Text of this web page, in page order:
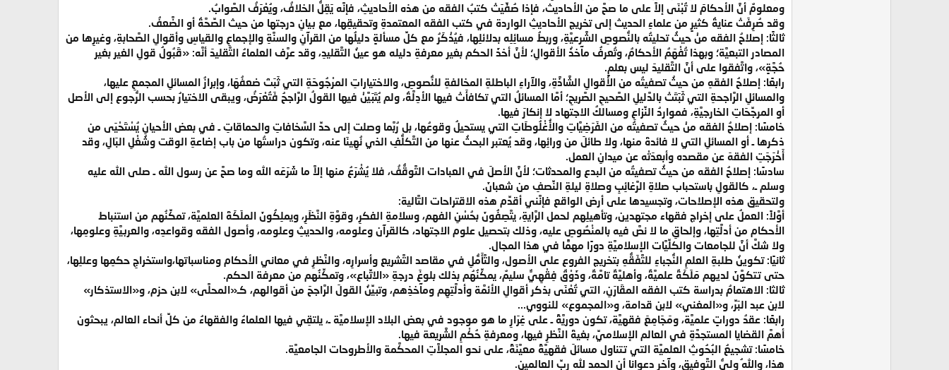
ومعلومٌ أنَّ الأحكامَ لا تُبْنَى إلاَّ على ما صحَّ من الأحاديث، فإذا صُفِّيَتْ كتبُ الفقه من هذه الأحاديثِ، فإنَّه يَقِلُّ الخلافُ، ويُعْرَفُ الصَّوابُ.
وقد صُرِفَتْ عنايةُ كثيرٍ من علماءِ الحديث إلى تخريج الأحاديثِ الواردة في كتب الفقه المعتمدةِ وتحقيقِها، مع بيانِ درجتها من حيث الصِّحَّةُ أو الضَّعفُ.
ثالثًا: إصلاحُ الفقه منْ حيثُ تحليتُه بالنُّصوصِ الشَّرعيَّةِ، وربطُ مسائِلِه بدلائلِها، فيُذْكَرُ مع كلِّ مسألةٍ دليلُها من القرآنِ والسنَّةِ والإجماعِ والقياسِ وأقوالِ الصَّحابةِ، وغيرِها من
المصادر التبعيَّة؛ وبهذا تُفْهَمُ الأحكامُ، وتُعرفُ مآخذُ الأقوالِ؛ لأنَّ أخذَ الحكم بغير معرفةِ دليله هو عينُ التَّقليدِ، وقد عرَّف العلماءُ التَّقليدَ أنَّه: «قَبُولُ قولِ الغير بغير
حُجَّةٍ»، واتَّفقوا على أنَّ التَّقليدَ ليس بعلمٍ.
رابعًا: إصلاحُ الفقهِ من حيثُ تصفيتُه من الأقوالِ الشَّاذَّةِ، والآراءِ الباطلةِ المخالفةِ للنُّصوصِ، والاختياراتِ المرْجُوحَةِ التي ثَبَتَ ضعفُهَا، وإبرازُ المسائلِ المجمعِ عليها،
والمسائلِ الرَّاجحةِ التي ثَبَتَتْ بالدَّليلِ الصَّحيحِ الصَّريحِ؛ أمَّا المسائلُ التي تكافأَتْ فيها الأدِلَّةُ، ولم يُتَبَيَّنْ فيها القولُ الرَّاجحُ فَتُعْرَضُ، ويبقى الاختيارُ بحسب الرُّجوع إلى الأصل
أو المرجِّحَاتِ الخارجيَّةِ، فمواردُ النِّزاعِ ومسالكُ الاجتهاد لا إنكارَ فيها.
خامسًا: إصلاحُ الفقه منْ حيثُ تصفيتُه من الفَرَضِيَّاتِ والأُغْلُوطَاتِ التي يستحيلُ وقوعُها، بل رُبَّما وصلت إلى حدِّ السَّخافاتِ والحماقاتِ ـ في بعض الأحيانِ يُسْتَحْيَى من
ذكرها ـ أو المسائلِ التي لا فائدةَ منها، ولا طائلَ من ورائِها، وقد يُعتبر البحثُ عنها من التَّكلُّفِ الذي نُهِينَا عنه، وتكون دراستُها من باب إضاعةِ الوقت وشُغْلِ البَالِ، وقد
أَخْرَجَتِ الفقهَ عن مقصده وأبعدَتْه عن ميدانِ العمل.
سادسًا: إصلاحُ الفقه من حيثُ تصفيتُه من البدع والمحدثات؛ لأنَّ الأصلَ في العبادات التَّوقُّفُ، فلا يُشْرَعُ منها إلاَّ ما شَرَعَه الله وما صحَّ عن رسول الله ـ صلى الله عليه
وسلم ـ، كالقولِ باستحباب صلاةِ الرَّغائِبِ وصلاةِ ليلةِ النِّصفِ من شعبانَ.
ولتحقيق هذه الإصلاحات، وتجسيدها على أرض الواقع فإنَّني أقدِّم هذه الاقتراحات التَّالية:
أوَّلاً: العملُ على إخراج فقهاء مجتهدين، وتأهيلِهم لحمل الرَّايةِ، يتَّصِفُونَ بحُسْنِ الفهم، وسلامةِ الفكرِ، وقوَّةِ النَّظَرِ، ويملِكُونَ الملَكَةَ العلميَّة، تمكِّنُهم من استنباط
الأحكام من أدلَّتِها، وإلحاقِ ما لا نصَّ فيه بالمنْصُوصِ عليه، وذلك بتحصيل علوم الاجتهاد، كالقرآن وعلومه، والحديثِ وعلومه، وأصول الفقه وقواعدِه، والعربيَّةِ وعلومِها،
ولا شكَّ أنَّ للجامعات والكلِّيَّات الإسلاميَّةِ دورًا مهمًّا في هذا المجال.
ثانيًا: تكوينُ طلبةِ العلمِ النُّجباءِ للتَّفَقُّهِ بتخريج الفروع على الأصول، والتَّأَمُّلِ في مقاصد التَّشريع وأسرارِه، والنَّظرِ في معاني الأحكام ومناسباتها،واستخراجِ حكمِها وعللِها،
حتى تتكوَّنَ لديهم مَلَكَةٌ علميَّةٌ، وأهليَّةٌ تامَّةٌ، وذَوْقٌ فِقْهِيٌّ سليمٌ، يمكِّنُهُم بذلك بلوغَ درجةِ «الاتِّباع»، وتمكِّنُهم من معرفة الحكم.
ثالثا: الاهتمامُ بدراسة كتب الفقه المقَارَنِ، التي تُعْنَى بذكر أقوالِ الأئمَّة وأدلَّتِهِم ومآخذِهم، وتبيِّنُ القولَ الرَّاجحَ من أقوالهم، كـ«المحلَّى» لابن حزم، و«الاستذكار»
لابن عبد البَرِّ، و«المغني» لابن قدامة، و«المجموع» للنووي...
رابعًا: عقدُ دوراتٍ علميَّة، ومَجَامِعَ فقهيَّة، تكون دوريَّةً ـ على غِرَارِ ما هو موجود في بعض البلاد الإسلاميَّة ـ، يلتقِي فيها العلماءُ والفقهاءُ من كلِّ أنحاء العالم، يبحثون
أهمَّ القضايا المستجدَّةِ في العالم الإسلاميِّ، بغيةَ النَّظرِ فيها، ومعرفةِ حُكْمِ الشَّريعة فيها.
خامسًا: تشجيعُ البُحُوثِ العلميَّة التي تتناول مسائلَ فقهيَّةً معيَّنَةً، على نحو المجلاَّتِ المحكَّمة والأطروحات الجامعيَّة.
هذا، واللهُ وليُّ التَّوفيقِ، وآخر دعوانا أنِ الحمد لله ربِّ العالمين.